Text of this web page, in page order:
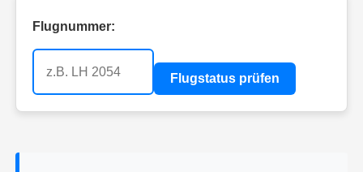
Flugnummer:
Flugstatus prüfen